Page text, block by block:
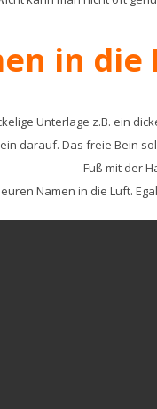
in
Unterlage z.B. ein
darauf. Das freie Bein
Fuß mit der
Namen in die Luft.